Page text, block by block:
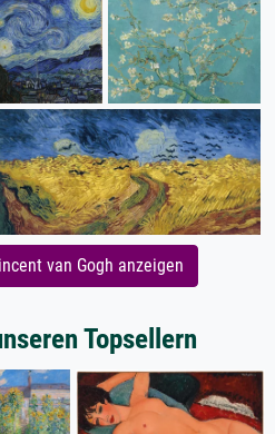
van Gogh anzeigen
Topsellern